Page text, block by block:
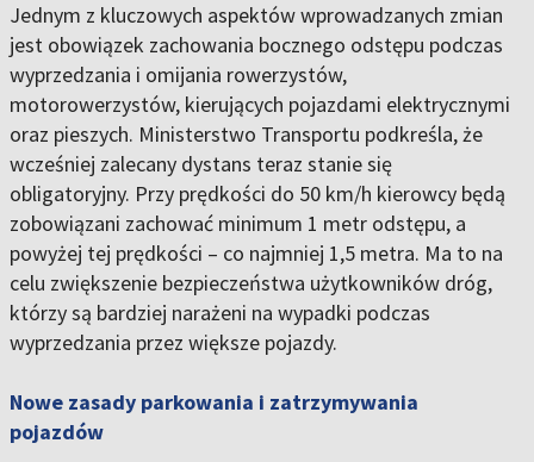
Jednym z kluczowych aspektów wprowadzanych zmian
jest obowiązek zachowania bocznego odstępu podczas
wyprzedzania i omijania rowerzystów,
motorowerzystów, kierujących pojazdami elektrycznymi
oraz pieszych. Ministerstwo Transportu podkreśla, że
wcześniej zalecany dystans teraz stanie się
obligatoryjny. Przy prędkości do 50 km/h kierowcy będą
zobowiązani zachować minimum 1 metr odstępu, a
powyżej tej prędkości – co najmniej 1,5 metra. Ma to na
celu zwiększenie bezpieczeństwa użytkowników dróg,
którzy są bardziej narażeni na wypadki podczas
wyprzedzania przez większe pojazdy.
Nowe zasady parkowania i zatrzymywania
pojazdów